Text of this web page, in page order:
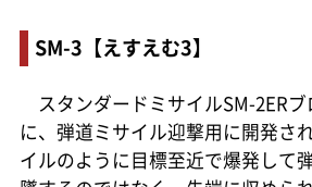
SM-3【えすえむ3】
スタンダードミサイルSM-2ER
に、弾道ミサイル迎撃用に開発さ
イルのように目標至近で爆発して